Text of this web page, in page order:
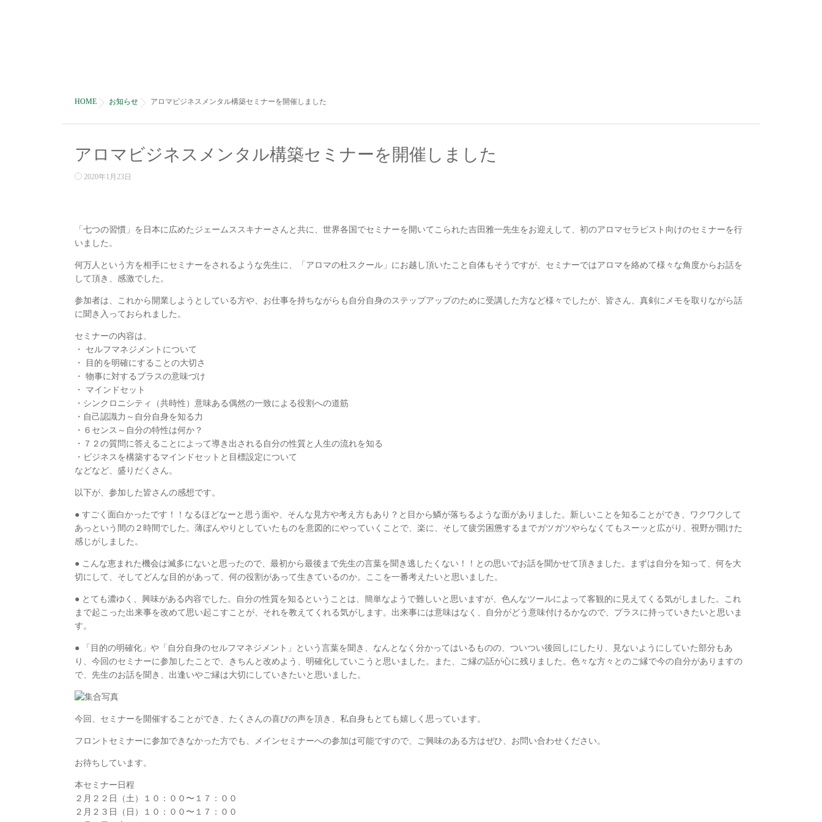
HOME お知らせ アロマビジネスメンタル構築セミナーを開催しました
アロマビジネスメンタル構築セミナーを開催しました
2020年1月23日
「七つの習慣」を日本に広めたジェームススキナーさんと共に、世界各国でセミナーを開いてこられた吉田雅一先生をお迎えして、初のアロマセラピスト向けのセミナーを行
いました。
何万人という方を相手にセミナーをされるような先生に、「アロマの杜スクール」にお越し頂いたこと自体もそうですが、セミナーではアロマを絡めて様々な角度からお話を
して頂き、感激でした。
参加者は、これから開業しようとしている方や、お仕事を持ちながらも自分自身のステップアップのために受講した方など様々でしたが、皆さん、真剣にメモを取りながら話
に聞き入っておられました。
セミナーの内容は、
・ セルフマネジメントについて
・ 目的を明確にすることの大切さ
・ 物事に対するプラスの意味づけ
・ マインドセット
・シンクロニシティ（共時性）意味ある偶然の一致による役割への道筋
・自己認識力～自分自身を知る力
・６センス～自分の特性は何か？
・７２の質問に答えることによって導き出される自分の性質と人生の流れを知る
・ビジネスを構築するマインドセットと目標設定について
などなど、盛りだくさん。
以下が、参加した皆さんの感想です。
● すごく面白かったです！！なるほどなーと思う面や、そんな見方や考え方もあり？と目から鱗が落ちるような面がありました。新しいことを知ることができ、ワクワクして
あっという間の２時間でした。薄ぼんやりとしていたものを意図的にやっていくことで、楽に、そして疲労困憊するまでガツガツやらなくてもスーッと広がり、視野が開けた
感じがしました。
● こんな恵まれた機会は滅多にないと思ったので、最初から最後まで先生の言葉を聞き逃したくない！！との思いでお話を聞かせて頂きました。まずは自分を知って、何を大
切にして、そしてどんな目的があって、何の役割があって生きているのか。ここを一番考えたいと思いました。
● とても濃ゆく、興味がある内容でした。自分の性質を知るということは、簡単なようで難しいと思いますが、色んなツールによって客観的に見えてくる気がしました。これ
まで起こった出来事を改めて思い起こすことが、それを教えてくれる気がします。出来事には意味はなく、自分がどう意味付けるかなので、プラスに持っていきたいと思いま
す。
● 「目的の明確化」や「自分自身のセルフマネジメント」という言葉を聞き、なんとなく分かってはいるものの、ついつい後回しにしたり、見ないようにしていた部分もあ
り、今回のセミナーに参加したことで、きちんと改めよう、明確化していこうと思いました。また、ご縁の話が心に残りました。色々な方々とのご縁で今の自分がありますの
で、先生のお話を聞き、出逢いやご縁は大切にしていきたいと思いました。
今回、セミナーを開催することができ、たくさんの喜びの声を頂き、私自身もとても嬉しく思っています。
フロントセミナーに参加できなかった方でも、メインセミナーへの参加は可能ですので、ご興味のある方はぜひ、お問い合わせください。
お待ちしています。
本セミナー日程
２月２２日（土）１０：００〜１７：００
２月２３日（日）１０：００〜１７：００